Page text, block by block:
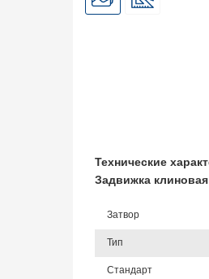
Технические
Задвижка клиновая
Затвор
Тип
Стандарт